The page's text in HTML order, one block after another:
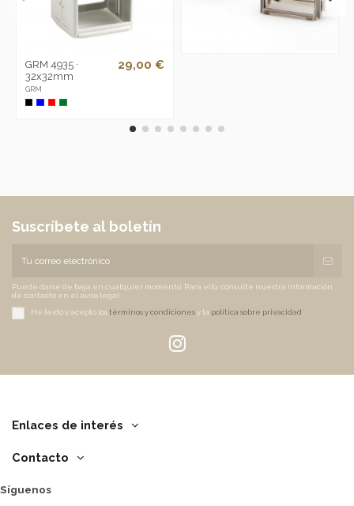
GRM 4935 ·
32x32mm
GRM
29,00 €
Suscríbete al boletín
Puede darse de baja en cualquier momento. Para ello, consulte nuestra información
de contacto en el aviso legal.
He leído y acepto lostérminos y condicionesy la política sobre privacidad
Enlaces de interés
Contacto
Síguenos